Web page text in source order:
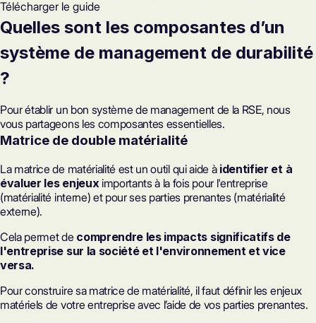
Télécharger le guide
Quelles sont les composantes d’un
système de management de durabilité
?
Pour établir un bon système de management de la RSE, nous
vous partageons les composantes essentielles.
Matrice de double matérialité
La matrice de matérialité est un outil qui aide à identifier et à
évaluer les enjeux importants à la fois pour l'entreprise
(matérialité interne) et pour ses parties prenantes (matérialité
externe).
Cela permet de comprendre les impacts significatifs de
l'entreprise sur la société et l'environnement et vice
versa.
Pour construire sa matrice de matérialité, il faut définir les enjeux
matériels de votre entreprise avec l’aide de vos parties prenantes.